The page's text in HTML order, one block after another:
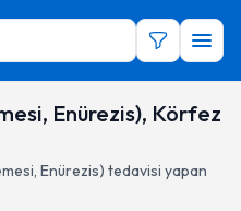
Enürezis), Körfez
Enürezis) tedavisi yapan